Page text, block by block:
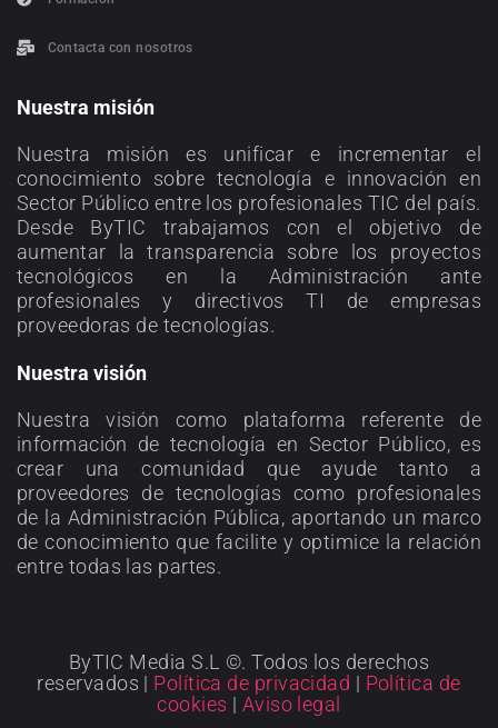
Contacta con nosotros
Nuestra misión
Nuestra misión es unificar e incrementar el
conocimiento sobre tecnología e innovación en
Sector Público entre los profesionales TIC del país.
Desde ByTIC trabajamos con el objetivo de
aumentar la transparencia sobre los proyectos
tecnológicos en la Administración ante
profesionales y directivos TI de empresas
proveedoras de tecnologías.
Nuestra visión
Nuestra visión como plataforma referente de
información de tecnología en Sector Público, es
crear una comunidad que ayude tanto a
proveedores de tecnologías como profesionales
de la Administración Pública, aportando un marco
de conocimiento que facilite y optimice la relación
entre todas las partes.
ByTIC Media S.L ©. Todos los derechos
reservados | Política de privacidad | Política de
cookies | Aviso legal